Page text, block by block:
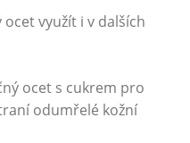
využít i v dalších
ocet s cukrem pro
odumřelé kožní